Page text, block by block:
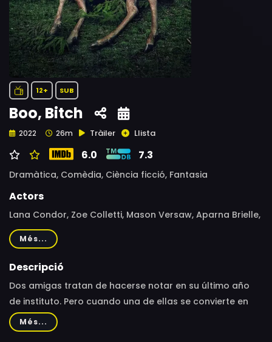
12+ SUB
Boo, Bitch
2022 26m Tràiler Llista
6.0 7.3
Dramàtica, Comèdia, Ciència ficció, Fantasia
Actors
Lana Condor, Zoe Colletti, Mason Versaw, Aparna Brielle,
Tenzing Norgay Trainor, Jami Alix
Més...
Descripció
Dos amigas tratan de hacerse notar en su último año
de instituto. Pero cuando una de ellas se convierte en
fantasma, va a tener que vivir a tope... mientras pueda.
Més...